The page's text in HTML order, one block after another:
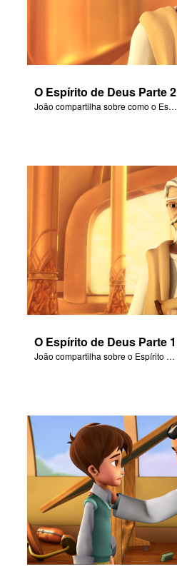
O Espírito de Deus Parte 2
João compartilha sobre como o Espírito Santo está em todos os lugares, guiando e aconselhando.
O Espírito de Deus Parte 1
João compartilha sobre o Espírito Santo com Joy e Gizmo.